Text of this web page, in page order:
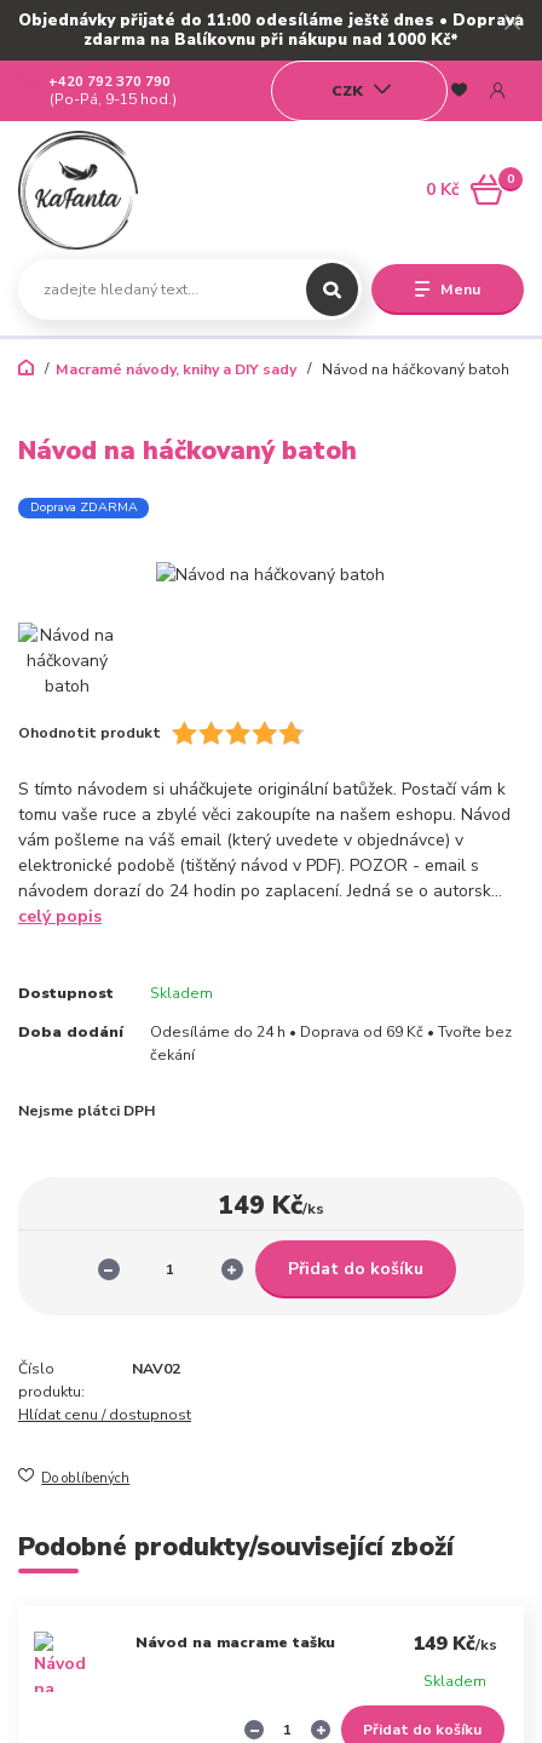
Objednávky přijaté do 11:00 odesíláme ještě dnes • Doprava
zdarma na Balíkovnu při nákupu nad 1000 Kč*
Menu
CZK
+420 792 370 790
(Po-Pá, 9-15 hod.)
0
0 Kč
Macramé návody, knihy a DIY sady Návod na háčkovaný batoh
Návod na háčkovaný batoh
Doprava ZDARMA
Ohodnotit produkt
S tímto návodem si uháčkujete originální batůžek. Postačí vám k
tomu vaše ruce a zbylé věci zakoupíte na našem eshopu. Návod
vám pošleme na váš email (který uvedete v objednávce) v
elektronické podobě (tištěný návod v PDF). POZOR - email s
návodem dorazí do 24 hodin po zaplacení. Jedná se o autorsk...
celý popis
Dostupnost Skladem
Doba dodání
Odesíláme do 24 h • Doprava od 69 Kč • Tvořte bez
čekání
Nejsme plátci DPH
149 Kč/ks
Přidat do košíku
Číslo
produktu:
NAV02
Hlídat cenu / dostupnost
Do oblíbených
Podobné produkty/související zboží
Návod na macrame tašku 149 Kč/ks
Skladem
Přidat do košíku